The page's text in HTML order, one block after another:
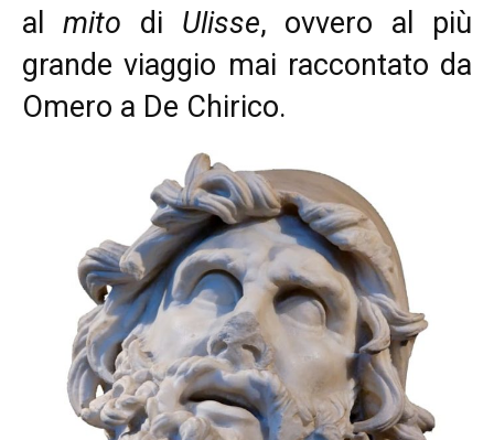
al mito di Ulisse, ovvero al più
grande viaggio mai raccontato da
Omero a De Chirico.